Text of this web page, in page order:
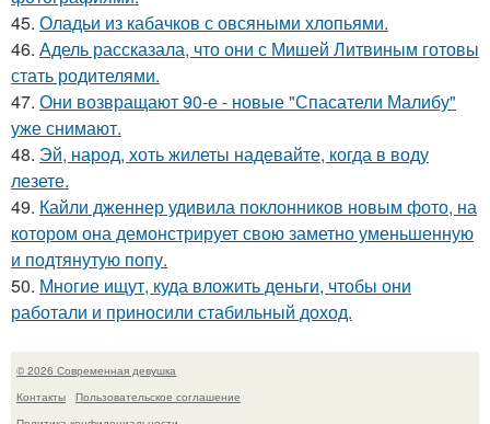
45. Оладьи из кабачков с овсяными хлопьями.
46. Адель рассказала, что они с Мишей Литвиным готовы
стать родителями.
47. Они возвращают 90-е - новые "Спасатели Малибу"
уже снимают.
48. Эй, народ, хоть жилеты надевайте, когда в воду
лезете.
49. Кайли дженнер удивила поклонников новым фото, на
котором она демонстрирует свою заметно уменьшенную
и подтянутую попу.
50. Многие ищут, куда вложить деньги, чтобы они
работали и приносили стабильный доход.
© 2026 Современная девушка
Контакты
Пользовательское соглашение